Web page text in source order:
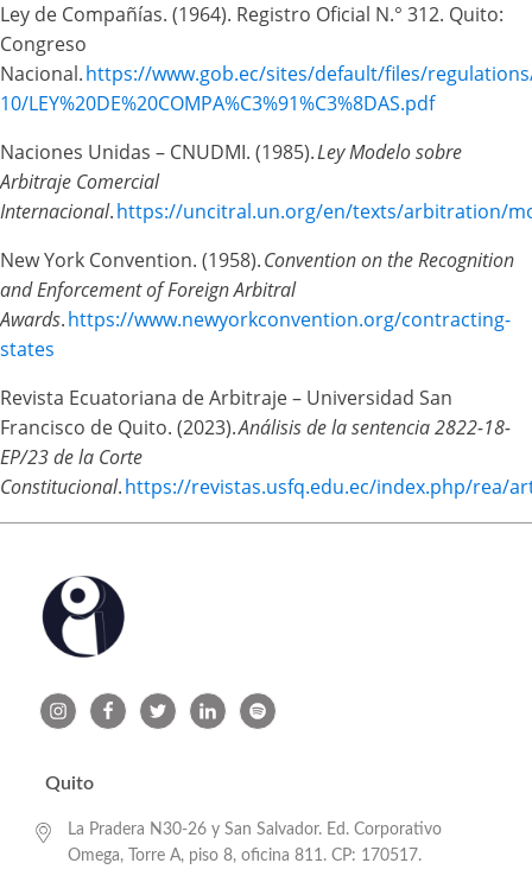
Ley de Compañías. (1964). Registro Oficial N.° 312. Quito:
Congreso
Nacional.https://www.gob.ec/sites/default/files/
10/LEY%20DE%20COMPA%C3%91%C3%8DAS.pdf
Naciones Unidas – CNUDMI. (1985).Ley Modelo sobre
Arbitraje Comercial
Internacional.https://uncitral.un.org/en/texts/arbitration/
New York Convention. (1958).Convention on the Recognition
and Enforcement of Foreign Arbitral
Awards.https://www.newyorkconvention.org/contracting-
states
Revista Ecuatoriana de Arbitraje – Universidad San
Francisco de Quito. (2023).Análisis de la sentencia 2822-18-
EP/23 de la Corte
Constitucional.https://revistas.usfq.edu.ec/index.php/rea/
Quito
La Pradera N30-26 y San Salvador. Ed. Corporativo
Omega, Torre A, piso 8, oficina 811. CP: 170517.